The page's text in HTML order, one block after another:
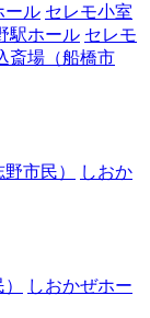
ール セレモ小室
駅ホール セレモ
斎場（船橋市
市民）
しおか
しおかぜホー